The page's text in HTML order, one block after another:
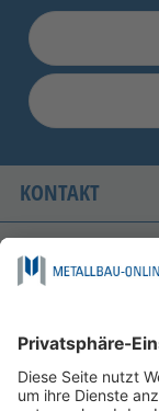
KONTAKT
UNSERE
FOLGEN SIE UNS